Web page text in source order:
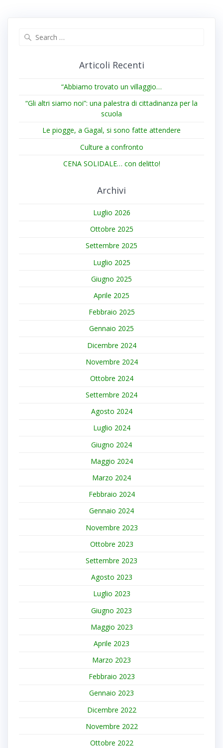
Articoli Recenti
“Abbiamo trovato un villaggio…
“Gli altri siamo noi”: una palestra di cittadinanza per la
scuola
Le piogge, a Gagal, si sono fatte attendere
Culture a confronto
CENA SOLIDALE… con delitto!
Archivi
Luglio 2026
Ottobre 2025
Settembre 2025
Luglio 2025
Giugno 2025
Aprile 2025
Febbraio 2025
Gennaio 2025
Dicembre 2024
Novembre 2024
Ottobre 2024
Settembre 2024
Agosto 2024
Luglio 2024
Giugno 2024
Maggio 2024
Marzo 2024
Febbraio 2024
Gennaio 2024
Novembre 2023
Ottobre 2023
Settembre 2023
Agosto 2023
Luglio 2023
Giugno 2023
Maggio 2023
Aprile 2023
Marzo 2023
Febbraio 2023
Gennaio 2023
Dicembre 2022
Novembre 2022
Ottobre 2022